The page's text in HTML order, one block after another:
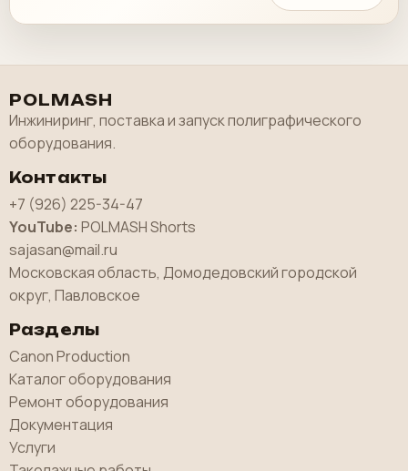
POLMASH
Инжиниринг, поставка и запуск полиграфического
оборудования.
Контакты
+7 (926) 225-34-47
YouTube: POLMASH Shorts
sajasan@mail.ru
Московская область, Домодедовский городской
округ, Павловское
Разделы
Canon Production
Каталог оборудования
Ремонт оборудования
Документация
Услуги